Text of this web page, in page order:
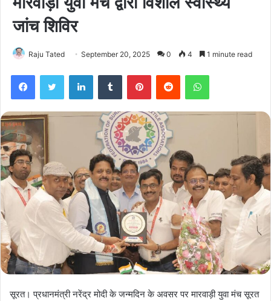
जांच शिविर
Raju Tated September 20, 2025 0 4 1 minute read
FacebookTwitter LinkedInTumblr PinterestReddit WhatsApp
सूरत। प्रधानमंत्री नरेंद्र मोदी के जन्मदिन के अवसर पर मारवाड़ी युवा मंच सूरत